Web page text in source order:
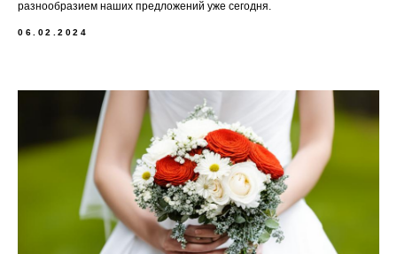
разнообразием наших предложений уже сегодня.
06.02.2024